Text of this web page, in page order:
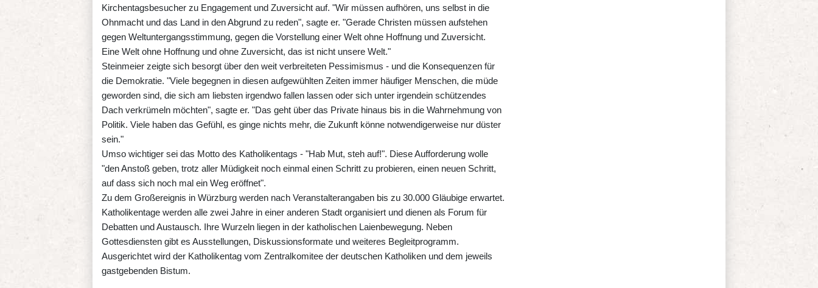
Kirchentagsbesucher zu Engagement und Zuversicht auf. "Wir müssen aufhören, uns selbst in die
Ohnmacht und das Land in den Abgrund zu reden", sagte er. "Gerade Christen müssen aufstehen
gegen Weltuntergangsstimmung, gegen die Vorstellung einer Welt ohne Hoffnung und Zuversicht.
Eine Welt ohne Hoffnung und ohne Zuversicht, das ist nicht unsere Welt."
Steinmeier zeigte sich besorgt über den weit verbreiteten Pessimismus - und die Konsequenzen für
die Demokratie. "Viele begegnen in diesen aufgewühlten Zeiten immer häufiger Menschen, die müde
geworden sind, die sich am liebsten irgendwo fallen lassen oder sich unter irgendein schützendes
Dach verkrümeln möchten", sagte er. "Das geht über das Private hinaus bis in die Wahrnehmung von
Politik. Viele haben das Gefühl, es ginge nichts mehr, die Zukunft könne notwendigerweise nur düster
sein."
Umso wichtiger sei das Motto des Katholikentags - "Hab Mut, steh auf!". Diese Aufforderung wolle
"den Anstoß geben, trotz aller Müdigkeit noch einmal einen Schritt zu probieren, einen neuen Schritt,
auf dass sich noch mal ein Weg eröffnet".
Zu dem Großereignis in Würzburg werden nach Veranstalterangaben bis zu 30.000 Gläubige erwartet.
Katholikentage werden alle zwei Jahre in einer anderen Stadt organisiert und dienen als Forum für
Debatten und Austausch. Ihre Wurzeln liegen in der katholischen Laienbewegung. Neben
Gottesdiensten gibt es Ausstellungen, Diskussionsformate und weiteres Begleitprogramm.
Ausgerichtet wird der Katholikentag vom Zentralkomitee der deutschen Katholiken und dem jeweils
gastgebenden Bistum.